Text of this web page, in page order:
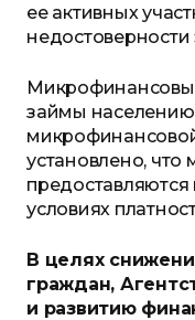
ее активных
М
займы населению
установлено, что
условиях
В целях
граждан,
и развитию